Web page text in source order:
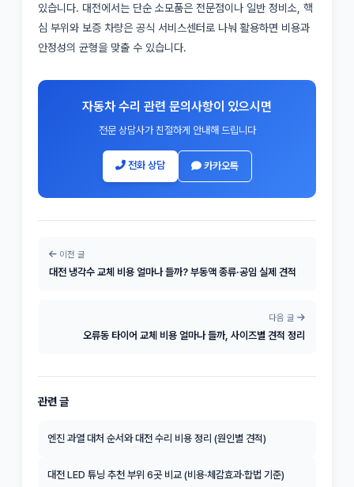
있습니다. 대전에서는 단순 소모품은 전문점이나 일반 정비소, 핵
심 부위와 보증 차량은 공식 서비스센터로 나눠 활용하면 비용과
안정성의 균형을 맞출 수 있습니다.
자동차 수리 관련 문의사항이 있으시면
전문 상담사가 친절하게 안내해 드립니다
전화 상담 카카오톡
이전 글
대전 냉각수 교체 비용 얼마나 들까? 부동액 종류·공임 실제 견적
다음 글
오류동 타이어 교체 비용 얼마나 들까, 사이즈별 견적 정리
관련 글
엔진 과열 대처 순서와 대전 수리 비용 정리 (원인별 견적)
대전 LED 튜닝 추천 부위 6곳 비교 (비용·체감효과·합법 기준)